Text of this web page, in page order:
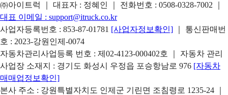
㈜아이트럭 ｜ 대표자 : 정혜인 ｜ 전화번호 : 0508-0328-7002
대표 이메일 : support@itruck.co.kr
사업자등록번호 : 853-87-01781 [사업자정보확인]
｜ 통신판매번
호 : 2023-강원인제-0074
자동차관리사업등록 번호 : 제02-4123-000402호 ｜ 자동차 관리
사업장 소재지 : 경기도 화성시 우정읍 포승항남로 976 [자동차
매매업정보확인]
본사 주소 : 강원특별자치도 인제군 기린면 조침령로 1235-24 ｜